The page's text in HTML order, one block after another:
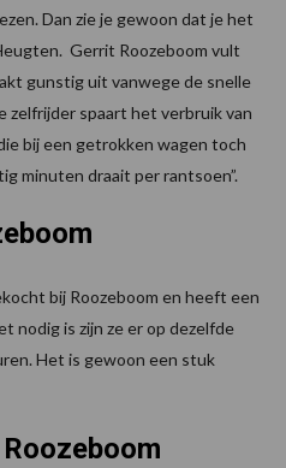
Dan zie je gewoon dat je het
Gerrit Roozeboom vult
gunstig uit vanwege de snelle
zelfrijder spaart het verbruik van
bij een getrokken wagen toch
minuten draait per rantsoen”.
bij Roozeboom en heeft een
nodig is zijn ze er op dezelfde
Het is gewoon een stuk